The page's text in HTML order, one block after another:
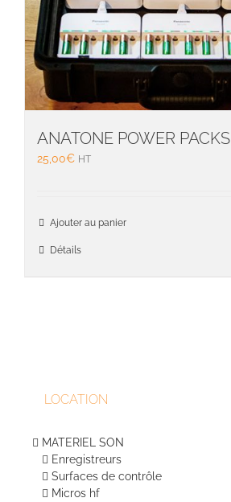
ANATONE POWER PACKS
25,00€ HT
Ajouter au panier
Détails
LOCATION
MATERIEL SON
Enregistreurs
Surfaces de contrôle
Micros hf